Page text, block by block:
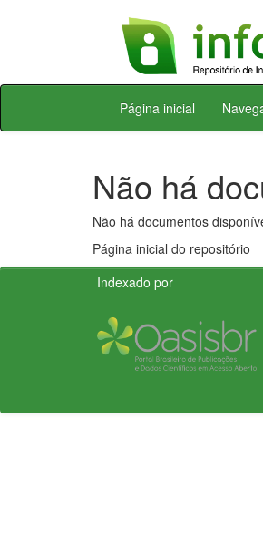
Skip
Página inicial
Não há
Não há documentos
Página inicial do repositório
Indexado por